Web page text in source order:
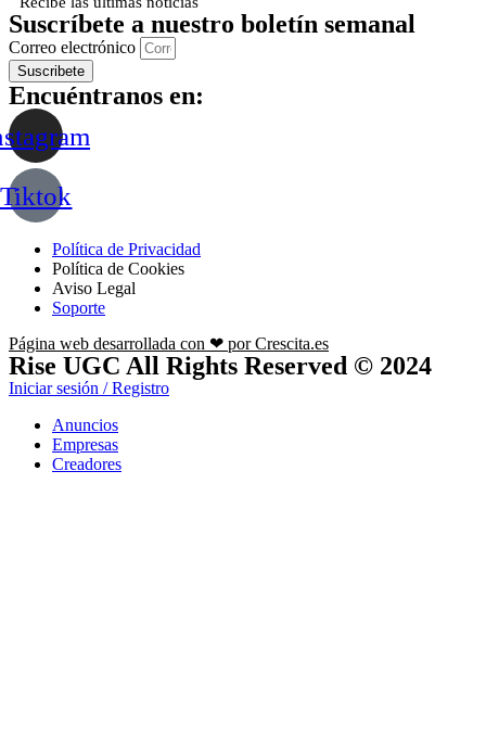
Suscríbete a nuestro boletín semanal
Correo electrónico
Suscribete
Encuéntranos en:
Tiktok
Política de Privacidad
Política de Cookies
Aviso Legal
Soporte
Página web desarrollada con ❤ por Crescita.es
Rise UGC All Rights Reserved © 2024
Iniciar sesión / Registro
Anuncios
Empresas
Creadores